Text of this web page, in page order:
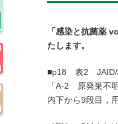
「感染と抗菌薬
たします。
■p18 表2 JAID/
「A-2 原発巣不
内下から9段目，